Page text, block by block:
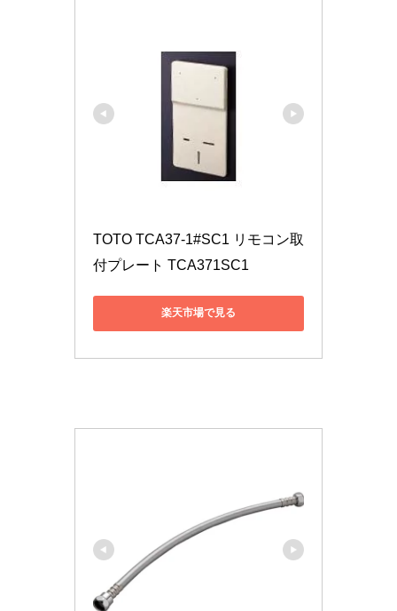
TOTO TCA37-1#SC1 リモコン取
付プレート TCA371SC1
楽天市場で見る